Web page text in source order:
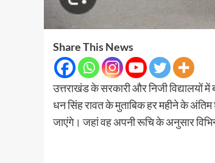
Share This News
उत्तराखंड के सरकारी और निजी विद्यालयों
धन सिंह रावत के मुताबिक हर महीने के
जाएंगे। जहां वह अपनी रूचि के अनुसार